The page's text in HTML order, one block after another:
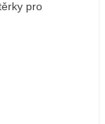
pro